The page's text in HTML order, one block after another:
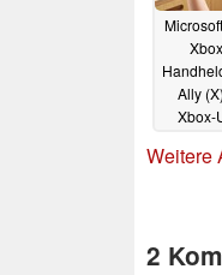
Ally
Xbox-
Weitere
2